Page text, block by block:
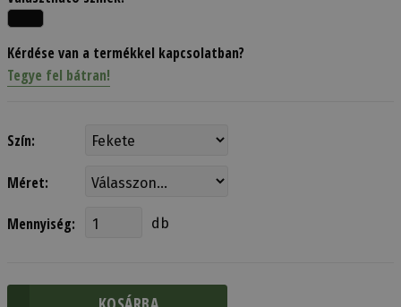
Kérdése van a termékkel kapcsolatban?
Tegye fel bátran!
Szín:
Méret:
Mennyiség: db